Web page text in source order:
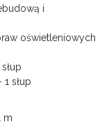
i
oświetleniowych
słup
m